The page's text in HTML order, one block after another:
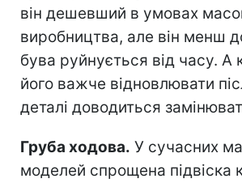
він дешевший в умовах
виробництва, але він менш
бува руйнується від часу. А
його важче відновлювати
деталі доводиться
Груба ходова. У сучасних
моделей спрощена підвіска